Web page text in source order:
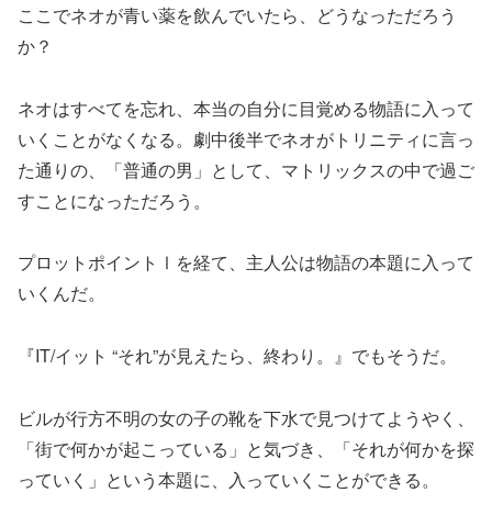
ここでネオが青い薬を飲んでいたら、どうなっただろう
か？
ネオはすべてを忘れ、本当の自分に目覚める物語に入って
いくことがなくなる。劇中後半でネオがトリニティに言っ
た通りの、「普通の男」として、マトリックスの中で過ご
すことになっただろう。
プロットポイントⅠを経て、主人公は物語の本題に入って
いくんだ。
『IT/イット “それ”が見えたら、終わり。』でもそうだ。
ビルが行方不明の女の子の靴を下水で見つけてようやく、
「街で何かが起こっている」と気づき、「それが何かを探
っていく」という本題に、入っていくことができる。